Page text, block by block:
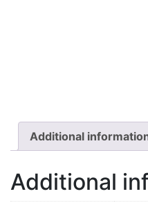
Additional
Additional